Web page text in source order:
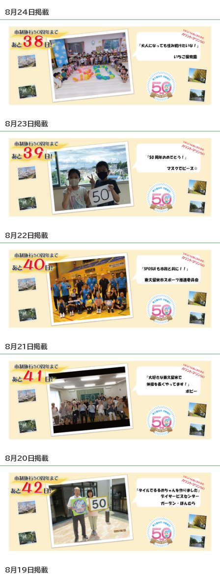
8月24日掲載
8月23日掲載
8月22日掲載
8月21日掲載
8月20日掲載
8月19日掲載